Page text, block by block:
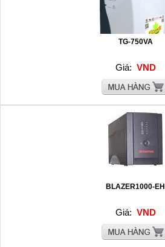
TG-750VA
Giá: VND
BLAZER1000-EH
Giá: VND